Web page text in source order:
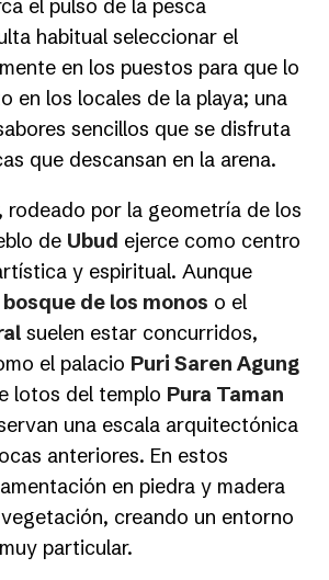
el pulso de la pesca
habitual seleccionar el
en los puestos para que lo
en los locales de la playa; una
sencillos que se disfruta
que descansan en la arena.
rodeado por la geometría de los
de Ubud ejerce como centro
y espiritual. Aunque
bosque de los monos o el
suelen estar concurridos,
el palacio Puri Saren Agung
lotos del templo Pura Taman
una escala arquitectónica
anteriores. En estos
en piedra y madera
creando un entorno
particular.